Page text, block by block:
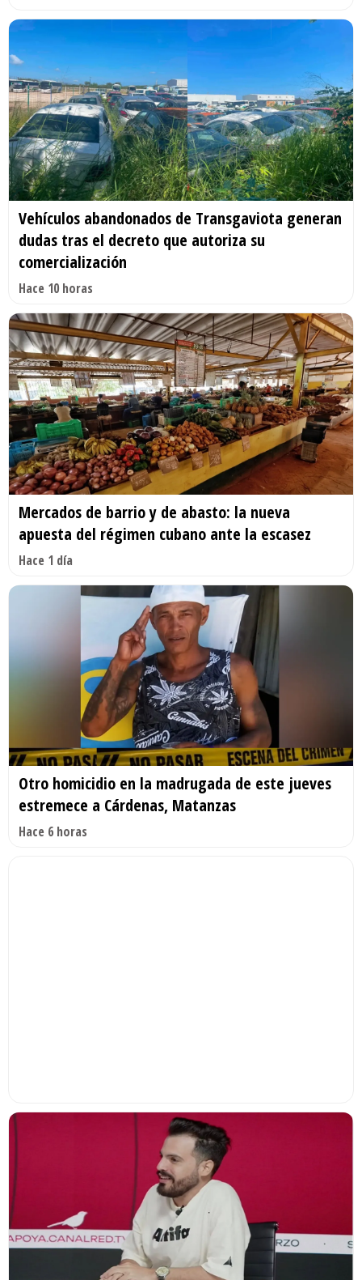
Vehículos abandonados de Transgaviota generan
dudas tras el decreto que autoriza su
comercialización
Hace 10 horas
Mercados de barrio y de abasto: la nueva
apuesta del régimen cubano ante la escasez
Hace 1 día
Otro homicidio en la madrugada de este jueves
estremece a Cárdenas, Matanzas
Hace 6 horas